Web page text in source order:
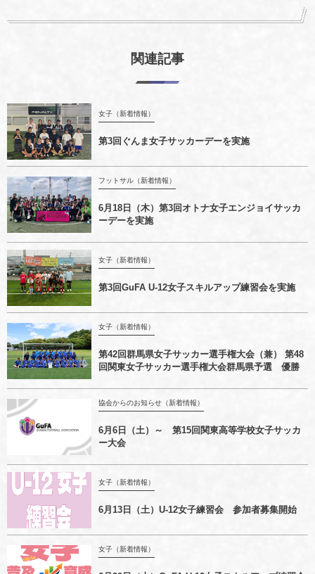
関連記事
女子（新着情報）
第3回ぐんま女子サッカーデーを実施
フットサル（新着情報）
6月18日（木）第3回オトナ女子エンジョイサッカ
ーデーを実施
女子（新着情報）
第3回GuFA U-12女子スキルアップ練習会を実施
女子（新着情報）
第42回群馬県女子サッカー選手権大会（兼） 第48
回関東女子サッカー選手権大会群馬県予選 優勝
協会からのお知らせ（新着情報）
6月6日（土）～ 第15回関東高等学校女子サッカ
ー大会
女子（新着情報）
6月13日（土）U-12女子練習会 参加者募集開始
女子（新着情報）